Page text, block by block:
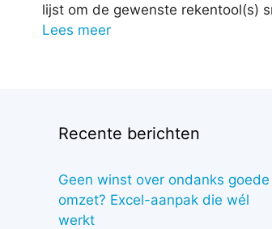
lijst om de gewenste rekentool(s)
Lees meer
Recente berichten
Geen winst over ondanks goede
omzet? Excel-aanpak die wél
werkt